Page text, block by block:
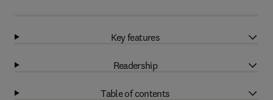
Key features
Readership
Table of contents